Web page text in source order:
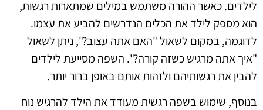
לילדים. כאשר ההורה משתמש במילים שמתארות רגשות,
הוא מספק לילד את הכלים הנדרשים להביע את עצמו.
לדוגמה, במקום לשאול "האם אתה עצוב?", ניתן לשאול
"איך אתה מרגיש כשזה קורה?". השפה מסייעת לילדים
להבין את רגשותיהם ולזהות אותם באופן ברור יותר.
בנוסף, שימוש בשפה רגשית מעודד את הילד להרגיש נוח